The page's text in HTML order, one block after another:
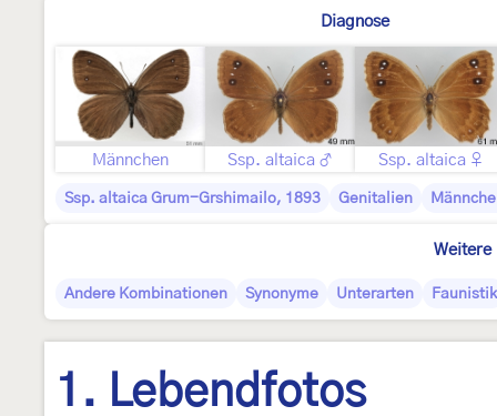
Diagnose
Männchen Ssp. altaica ♂ Ssp. altaica ♀
Ssp. altaica Grum-Grshimailo, 1893 Genitalien
Weitere
Andere Kombinationen Synonyme Unterarten Faunistik
1. Lebendfotos